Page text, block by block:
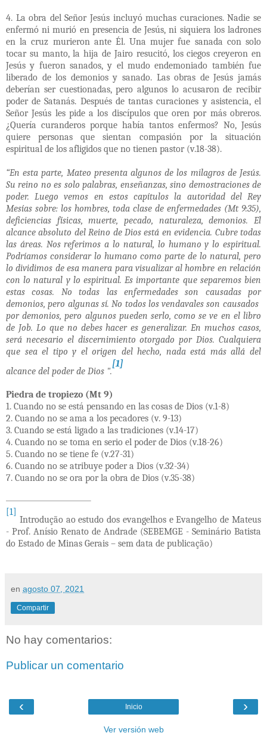
4. La obra del Señor Jesús incluyó muchas curaciones. Nadie se
enfermó ni murió en presencia de Jesús, ni siquiera los ladrones
en la cruz murieron ante Él. Una mujer fue sanada con solo
tocar su manto, la hija de Jairo resucitó, los ciegos creyeron en
Jesús y fueron sanados, y el mudo endemoniado también fue
liberado de los demonios y sanado. Las obras de Jesús jamás
deberían ser cuestionadas, pero algunos lo acusaron de recibir
poder de Satanás. Después de tantas curaciones y asistencia, el
Señor Jesús les pide a los discípulos que oren por más obreros.
¿Quería curanderos porque había tantos enfermos? No, Jesús
quiere personas que sientan compasión por la situación
espiritual de los afligidos que no tienen pastor (v.18-38).
“En esta parte, Mateo presenta algunos de los milagros de Jesús.
Su reino no es solo palabras, enseñanzas, sino demostraciones de
poder. Luego vemos en estos capítulos la autoridad del Rey
Mesías sobre: ​​los hombres, toda clase de enfermedades (Mt 9:35),
deficiencias físicas, muerte, pecado, naturaleza, demonios. El
alcance absoluto del Reino de Dios está en evidencia. Cubre todas
las áreas. Nos referimos a lo natural, lo humano y lo espiritual.
Podríamos considerar lo humano como parte de lo natural, pero
lo dividimos de esa manera para visualizar al hombre en relación
con lo natural y lo espiritual. Es importante que separemos bien
estas cosas. No todas las enfermedades son causadas por
demonios, pero algunas sí. No todos los vendavales son causados ​​
por demonios, pero algunos pueden serlo, como se ve en el libro
de Job. Lo que no debes hacer es generalizar. En muchos casos,
será necesario el discernimiento otorgado por Dios. Cualquiera
que sea el tipo y el origen del hecho, nada está más allá del
alcance del poder de Dios ".
[1]
Piedra de tropiezo (Mt 9)
1. Cuando no se está pensando en las cosas de Dios (v.1-8)
2. Cuando no se ama a los pecadores (v. 9-13)
3. Cuando se está ligado a las tradiciones (v.14-17)
4. Cuando no se toma en serio el poder de Dios (v.18-26)
5. Cuando no se tiene fe (v.27-31)
6. Cuando no se atribuye poder a Dios (v.32-34)
7. Cuando no se ora por la obra de Dios (v.35-38)
[1]
Introdução ao estudo dos evangelhos e Evangelho de Mateus
- Prof. Anísio Renato de Andrade (SEBEMGE - Seminário Batista
do Estado de Minas Gerais – sem data de publicação)
en agosto 07, 2021
Compartir
No hay comentarios:
Publicar un comentario
‹ ›
Inicio
Ver versión web